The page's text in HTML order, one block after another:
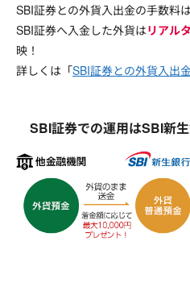
SBI証券との外貨入出金の手数料は
SBI証券へ入金した外貨はリアル
映！
詳しくは「SBI証券との外貨入出
SBI証券での運用はSBI新